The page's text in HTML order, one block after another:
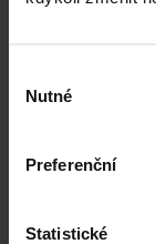
souhlasu
Nutné
Preferenční
Statistické
investice.
CHCETE